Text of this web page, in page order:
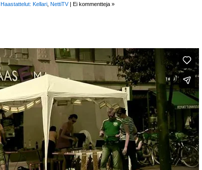
Haastattelut: Kellari, NettiTV| Ei kommentteja »